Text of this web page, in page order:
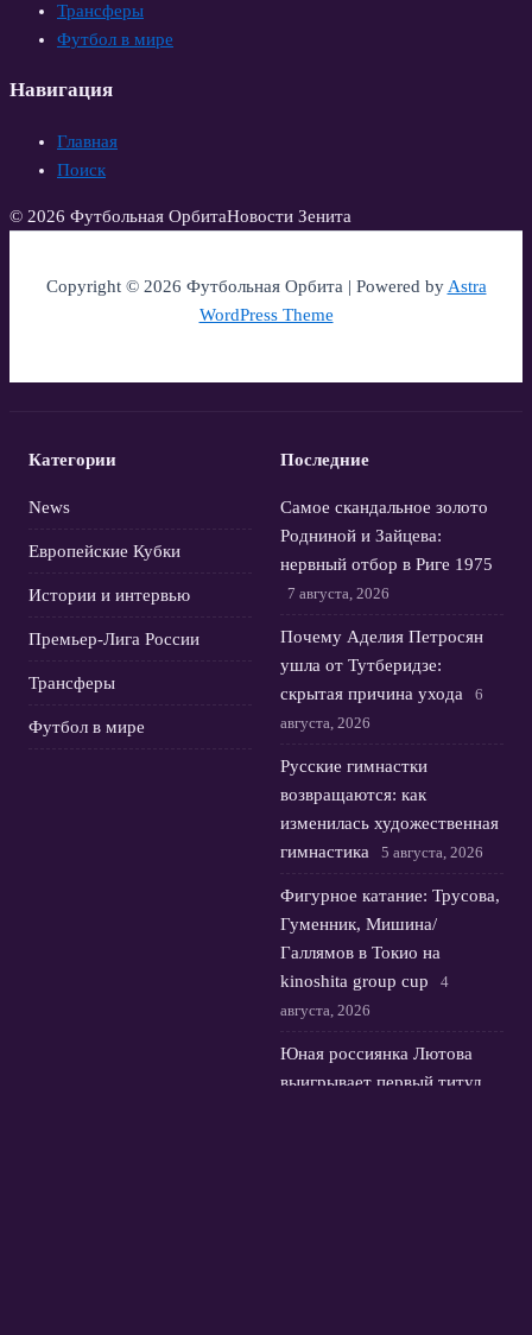
Трансферы
Футбол в мире
Навигация
Главная
Поиск
© 2026 Футбольная ОрбитаНовости Зенита
Copyright © 2026 Футбольная Орбита | Powered byAstra
WordPress Theme
Категории
News
Европейские Кубки
Истории и интервью
Премьер-Лига России
Трансферы
Футбол в мире
Последние
Самое скандальное золото
Родниной и Зайцева:
нервный отбор в Риге 1975
7 августа, 2026
Почему Аделия Петросян
ушла от Тутберидзе:
скрытая причина ухода
6
августа, 2026
Русские гимнастки
возвращаются: как
изменилась художественная
гимнастика
5 августа, 2026
Фигурное катание: Трусова,
Гуменник, Мишина/
Галлямов в Токио на
kinoshita group cup
4
августа, 2026
Юная россиянка Лютова
выигрывает первый титул